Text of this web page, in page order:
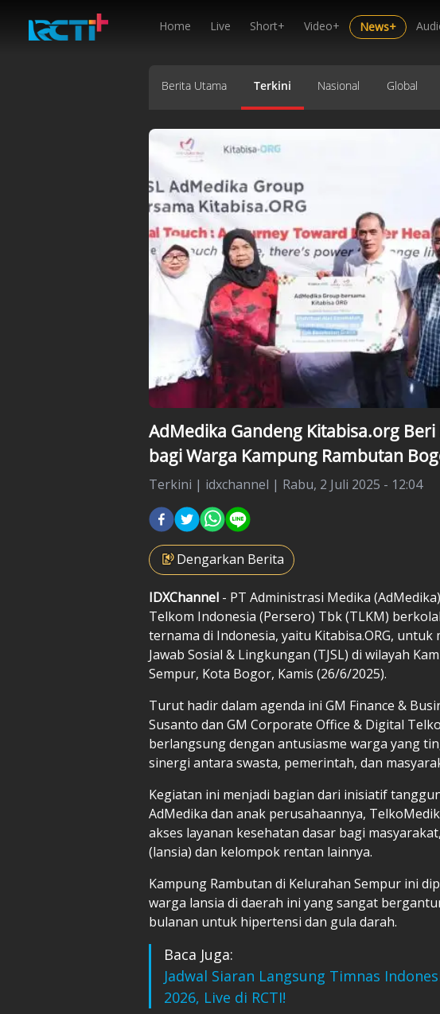
Home Live Short+ Video+ News+
Berita Utama Terkini Nasional Global
AdMedika Gandeng Kitabisa.org
bagi Warga Kampung Rambutan
Terkini | idxchannel | Rabu, 2 Juli 2025 - 12:04
Dengarkan Berita
IDXChannel - PT Administrasi Medika
Telkom Indonesia (Persero) Tbk (TLKM)
ternama di Indonesia, yaitu Kitabisa.ORG,
Jawab Sosial & Lingkungan (TJSL) di wilayah
Sempur, Kota Bogor, Kamis (26/6/2025).
Turut hadir dalam agenda ini GM Finance &
Susanto dan GM Corporate Office & Digital
berlangsung dengan antusiasme warga yang
sinergi antara swasta, pemerintah, dan
Kegiatan ini menjadi bagian dari inisiatif
AdMedika dan anak perusahaannya,
akses layanan kesehatan dasar bagi
(lansia) dan kelompok rentan lainnya.
Kampung Rambutan di Kelurahan Sempur ini
warga lansia di daerah ini yang sangat
bulanan untuk hipertensi dan gula darah.
Baca Juga:
Jadwal Siaran Langsung Timnas
2026, Live di RCTI!